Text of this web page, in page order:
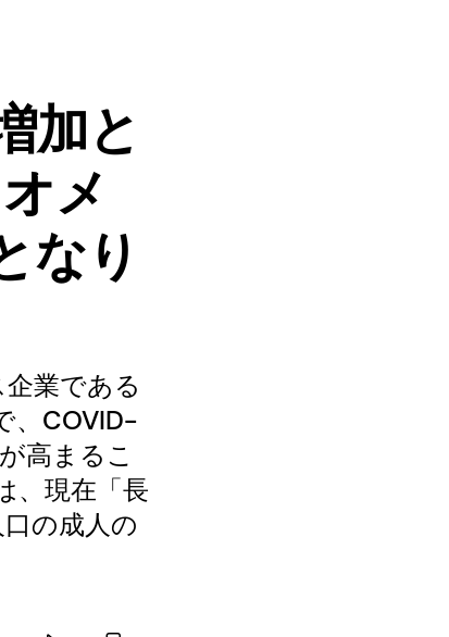
加と
メ
なり
業である
、COVID-
高まるこ
、現在「長
の成人の